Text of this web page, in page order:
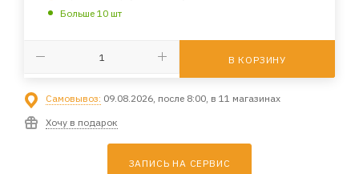
Больше 10 шт
В КОРЗИНУ
Самовывоз: 09.08.2026, после 8:00, в 11 магазинах
Хочу в подарок
ЗАПИСЬ НА СЕРВИС